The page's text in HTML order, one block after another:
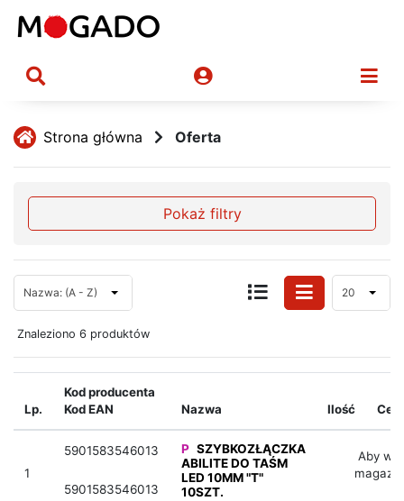
Strona główna Oferta
Pokaż filtry
Nazwa: (A - Z) 20
Znaleziono 6 produktów
Lp.
Kod producenta
Kod EAN
Nazwa Ilość
1
5901583546013
5901583546013
P SZYBKOZŁĄCZKA
ABILITE DO TAŚM
LED 10MM "T"
10SZT.
Aby